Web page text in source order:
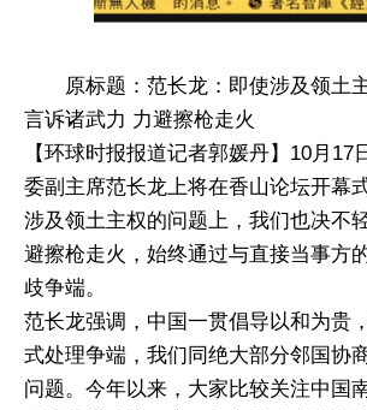
原标题：范长龙：即使涉及领土
言诉诸武力 力避擦枪走火
【环球时报报道记者郭媛丹】10月17
委副主席范长龙上将在香山论坛开幕
涉及领土主权的问题上，我们也决不
避擦枪走火，始终通过与直接当事方
歧争端。
范长龙强调，中国一贯倡导以和为贵
式处理争端，我们同绝大部分邻国协
问题。今年以来，大家比较关注中国